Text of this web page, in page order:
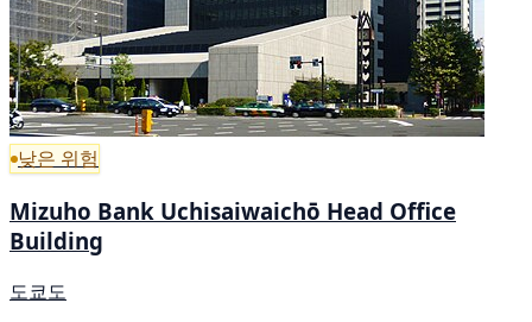
낮은 위험
Mizuho Bank Uchisaiwaichō Head Office
Building
도쿄도